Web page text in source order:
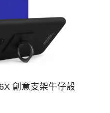
創意支架牛仔殼